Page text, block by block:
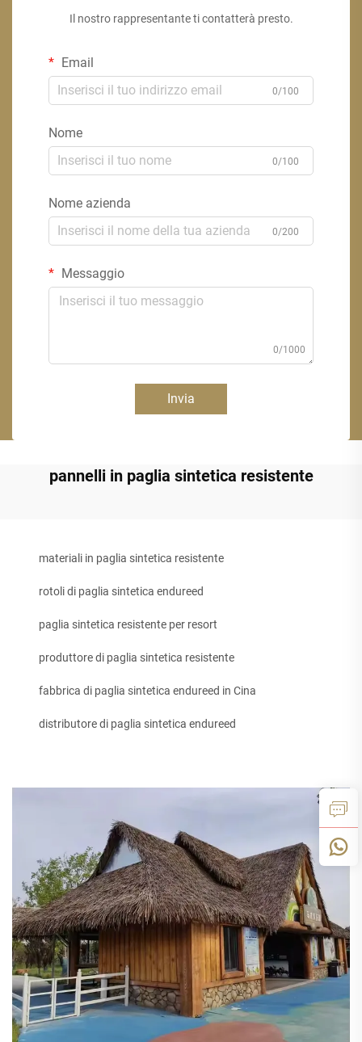
Il nostro rappresentante ti contatterà presto.
Email
0/100
Nome
0/100
Nome azienda
0/200
Messaggio
0/1000
Invia
pannelli in paglia sintetica resistente
materiali in paglia sintetica resistente
rotoli di paglia sintetica endureed
paglia sintetica resistente per resort
produttore di paglia sintetica resistente
fabbrica di paglia sintetica endureed in Cina
distributore di paglia sintetica endureed